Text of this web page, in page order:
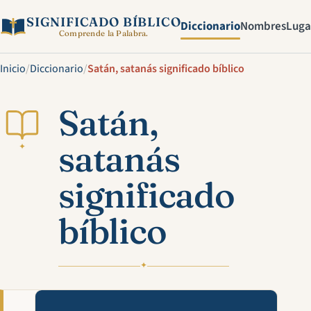
SIGNIFICADO BÍBLICO
Comprende la Palabra. DiccionarioNombres
Inicio/Diccionario/Satán, satanás significado bíblico
✦
Satán,
satanás
significado
bíblico
✦
Mira esta explicación en